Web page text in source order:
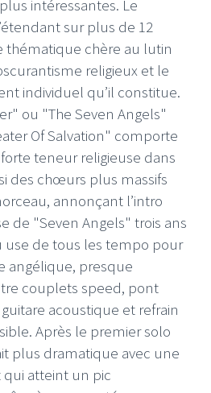
intéressantes. Le
sur plus de 12
chère au lutin
religieux et le
individuel qu’il constitue.
ou "The Seven Angels"
Of Salvation" comporte
teneur religieuse dans
des chœurs plus massifs
annonçant l’intro
de "Seven Angels" trois ans
use de tous les tempo pour
angélique, presque
couplets speed, pont
acoustique et refrain
Après le premier solo
plus dramatique avec une
atteint un pic